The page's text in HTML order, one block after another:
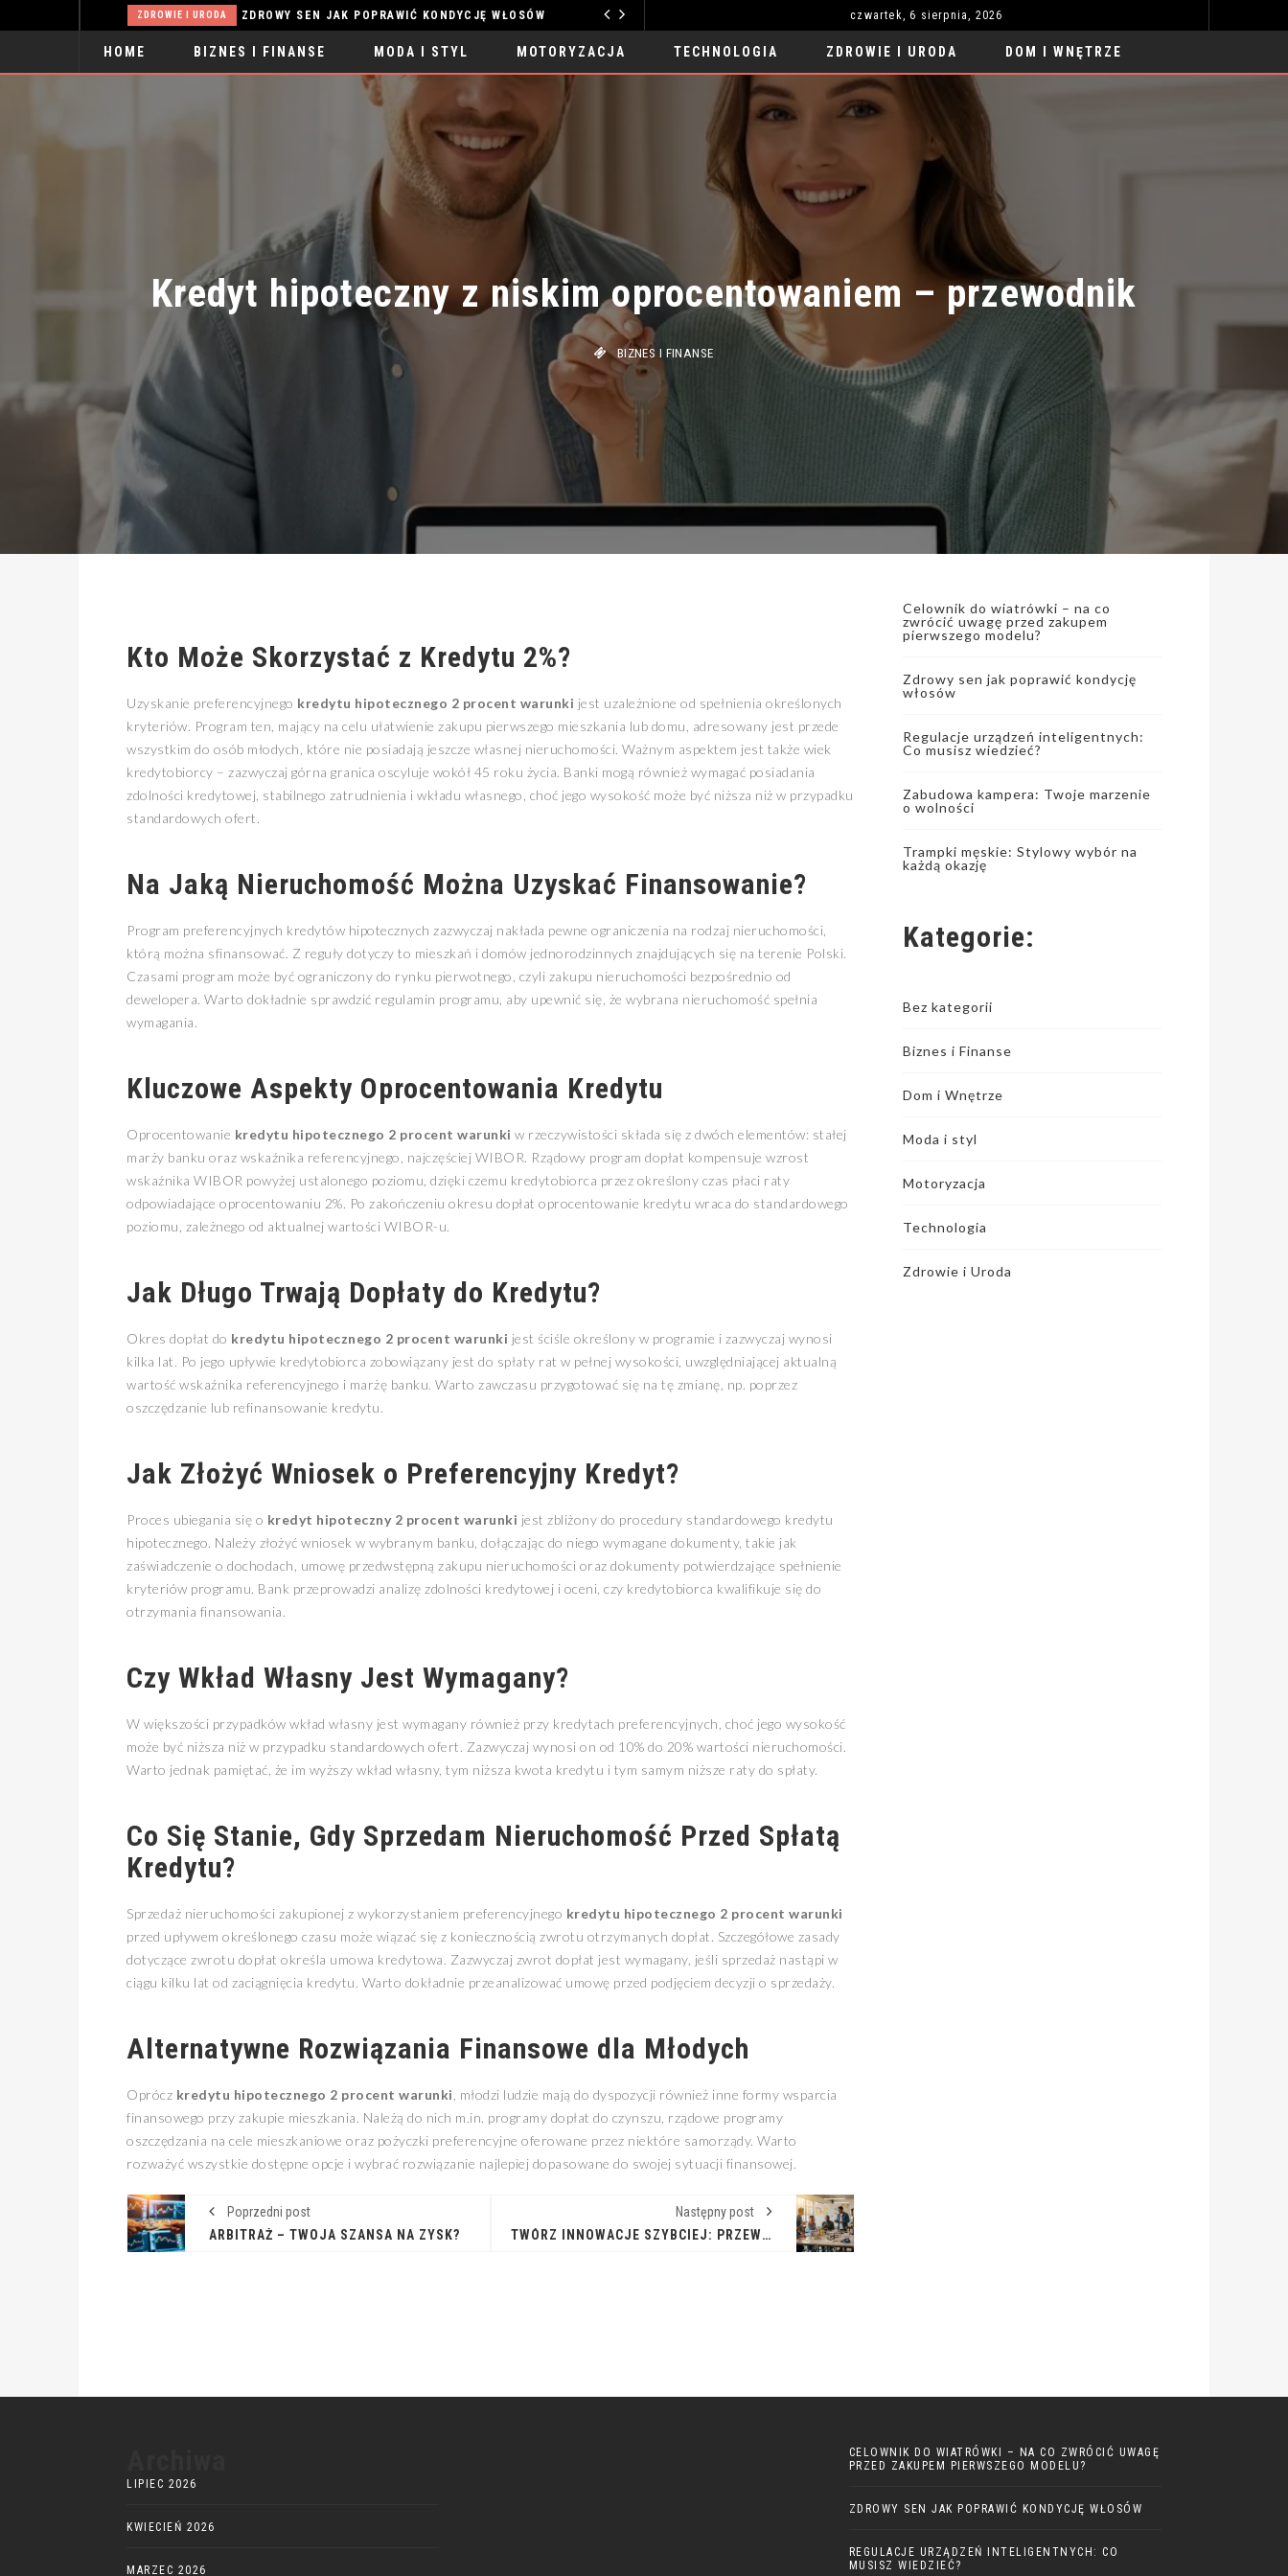
ZDROWIE I URODA ZDROWY SEN JAK POPRAWIĆ KONDYCJĘ WŁOSÓW czwartek, 6 sierpnia, 2026
HOME BIZNES I FINANSE MODA I STYL MOTORYZACJA TECHNOLOGIA ZDROWIE I URODA DOM I WNĘTRZE
Kredyt hipoteczny z niskim oprocentowaniem – przewodnik
BIZNES I FINANSE
Kto Może Skorzystać z Kredytu 2%?
Uzyskanie preferencyjnego kredytu hipotecznego 2 procent warunki jest uzależnione od spełnienia określonych
kryteriów. Program ten, mający na celu ułatwienie zakupu pierwszego mieszkania lub domu, adresowany jest przede
wszystkim do osób młodych, które nie posiadają jeszcze własnej nieruchomości. Ważnym aspektem jest także wiek
kredytobiorcy – zazwyczaj górna granica oscyluje wokół 45 roku życia. Banki mogą również wymagać posiadania
zdolności kredytowej, stabilnego zatrudnienia i wkładu własnego, choć jego wysokość może być niższa niż w przypadku
standardowych ofert.
Na Jaką Nieruchomość Można Uzyskać Finansowanie?
Program preferencyjnych kredytów hipotecznych zazwyczaj nakłada pewne ograniczenia na rodzaj nieruchomości,
którą można sfinansować. Z reguły dotyczy to mieszkań i domów jednorodzinnych znajdujących się na terenie Polski.
Czasami program może być ograniczony do rynku pierwotnego, czyli zakupu nieruchomości bezpośrednio od
dewelopera. Warto dokładnie sprawdzić regulamin programu, aby upewnić się, że wybrana nieruchomość spełnia
wymagania.
Kluczowe Aspekty Oprocentowania Kredytu
Oprocentowanie kredytu hipotecznego 2 procent warunki w rzeczywistości składa się z dwóch elementów: stałej
marży banku oraz wskaźnika referencyjnego, najczęściej WIBOR. Rządowy program dopłat kompensuje wzrost
wskaźnika WIBOR powyżej ustalonego poziomu, dzięki czemu kredytobiorca przez określony czas płaci raty
odpowiadające oprocentowaniu 2%. Po zakończeniu okresu dopłat oprocentowanie kredytu wraca do standardowego
poziomu, zależnego od aktualnej wartości WIBOR-u.
Jak Długo Trwają Dopłaty do Kredytu?
Okres dopłat do kredytu hipotecznego 2 procent warunki jest ściśle określony w programie i zazwyczaj wynosi
kilka lat. Po jego upływie kredytobiorca zobowiązany jest do spłaty rat w pełnej wysokości, uwzględniającej aktualną
wartość wskaźnika referencyjnego i marżę banku. Warto zawczasu przygotować się na tę zmianę, np. poprzez
oszczędzanie lub refinansowanie kredytu.
Jak Złożyć Wniosek o Preferencyjny Kredyt?
Proces ubiegania się o kredyt hipoteczny 2 procent warunki jest zbliżony do procedury standardowego kredytu
hipotecznego. Należy złożyć wniosek w wybranym banku, dołączając do niego wymagane dokumenty, takie jak
zaświadczenie o dochodach, umowę przedwstępną zakupu nieruchomości oraz dokumenty potwierdzające spełnienie
kryteriów programu. Bank przeprowadzi analizę zdolności kredytowej i oceni, czy kredytobiorca kwalifikuje się do
otrzymania finansowania.
Czy Wkład Własny Jest Wymagany?
W większości przypadków wkład własny jest wymagany również przy kredytach preferencyjnych, choć jego wysokość
może być niższa niż w przypadku standardowych ofert. Zazwyczaj wynosi on od 10% do 20% wartości nieruchomości.
Warto jednak pamiętać, że im wyższy wkład własny, tym niższa kwota kredytu i tym samym niższe raty do spłaty.
Co Się Stanie, Gdy Sprzedam Nieruchomość Przed Spłatą
Kredytu?
Sprzedaż nieruchomości zakupionej z wykorzystaniem preferencyjnego kredytu hipotecznego 2 procent warunki
przed upływem określonego czasu może wiązać się z koniecznością zwrotu otrzymanych dopłat. Szczegółowe zasady
dotyczące zwrotu dopłat określa umowa kredytowa. Zazwyczaj zwrot dopłat jest wymagany, jeśli sprzedaż nastąpi w
ciągu kilku lat od zaciągnięcia kredytu. Warto dokładnie przeanalizować umowę przed podjęciem decyzji o sprzedaży.
Alternatywne Rozwiązania Finansowe dla Młodych
Oprócz kredytu hipotecznego 2 procent warunki , młodzi ludzie mają do dyspozycji również inne formy wsparcia
finansowego przy zakupie mieszkania. Należą do nich m.in. programy dopłat do czynszu, rządowe programy
oszczędzania na cele mieszkaniowe oraz pożyczki preferencyjne oferowane przez niektóre samorządy. Warto
rozważyć wszystkie dostępne opcje i wybrać rozwiązanie najlepiej dopasowane do swojej sytuacji finansowej.
Poprzedni post
ARBITRAŻ – TWOJA SZANSA NA ZYSK?
Następny post
TWÓRZ INNOWACJE SZYBCIEJ: PRZEWODNIK PO LEAN STARTUP
Celownik do wiatrówki – na co
zwrócić uwagę przed zakupem
pierwszego modelu?
Zdrowy sen jak poprawić kondycję
włosów
Regulacje urządzeń inteligentnych:
Co musisz wiedzieć?
Zabudowa kampera: Twoje marzenie
o wolności
Trampki męskie: Stylowy wybór na
każdą okazję
Kategorie:
Bez kategorii
Biznes i Finanse
Dom i Wnętrze
Moda i styl
Motoryzacja
Technologia
Zdrowie i Uroda
LIPIEC 2026
KWIECIEŃ 2026
MARZEC 2026
CELOWNIK DO WIATRÓWKI – NA CO ZWRÓCIĆ UWAGĘ
PRZED ZAKUPEM PIERWSZEGO MODELU?
ZDROWY SEN JAK POPRAWIĆ KONDYCJĘ WŁOSÓW
REGULACJE URZĄDZEŃ INTELIGENTNYCH: CO
MUSISZ WIEDZIEĆ?